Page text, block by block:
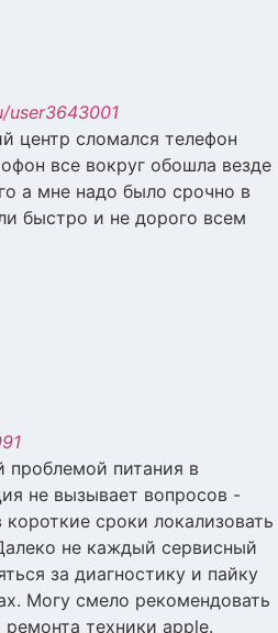
user3643001
центр сломался телефон
все вокруг обошла везде
а мне надо было срочно в
быстро и не дорого всем
питания в
не вызывает вопросов -
сроки локализовать
не каждый сервисный
за диагностику и пайку
Могу смело рекомендовать
техники apple.